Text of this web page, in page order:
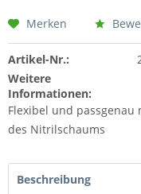
Merken
Artikel-Nr.:
Weitere
Informationen:
Flexibel und
des Nitrilschaums
Beschreibung